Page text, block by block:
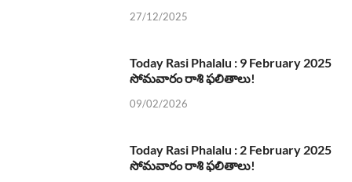
27/12/2025
Today Rasi Phalalu : 9 February 2025
సోమవారం రాశి ఫలితాలు!
09/02/2026
Today Rasi Phalalu : 2 February 2025
సోమవారం రాశి ఫలితాలు!